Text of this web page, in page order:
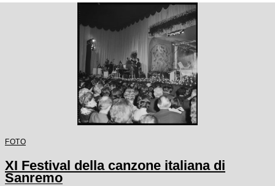
FOTO
XI Festival della canzone italiana di
Sanremo